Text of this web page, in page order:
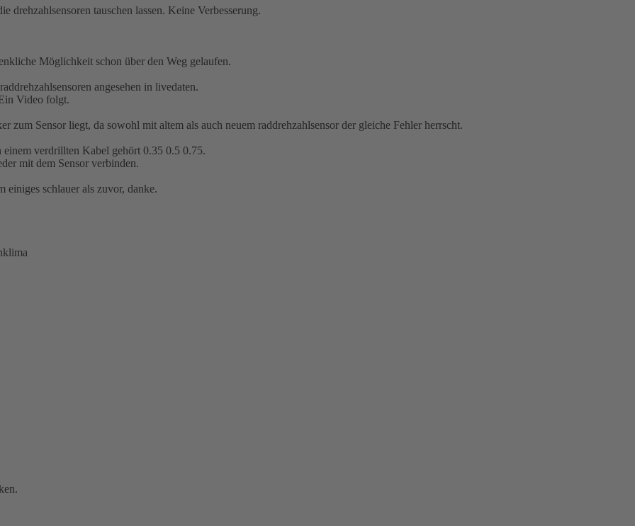
drehzahlsensoren tauschen lassen. Keine Verbesserung.
Möglichkeit schon über den Weg gelaufen.
angesehen in livedaten.
Video folgt.
zum Sensor liegt, da sowohl mit altem als auch neuem raddrehzahlsensor der gleiche Fehler herrscht.
verdrillten Kabel gehört 0.35 0.5 0.75.
mit dem Sensor verbinden.
einiges schlauer als zuvor, danke.